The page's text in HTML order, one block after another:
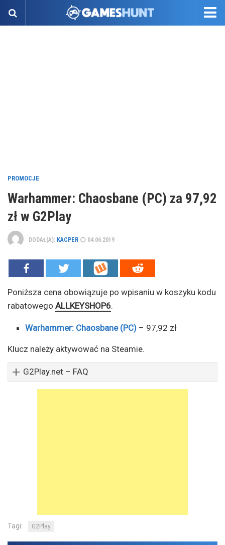
PROMOCJE
Warhammer: Chaosbane (PC) za 97,92
zł w G2Play
DODAŁ(A): KACPER 04.06.2019
Poniższa cena obowiązuje po wpisaniu w koszyku kodu
rabatowego ALLKEYSHOP6.
Warhammer: Chaosbane (PC) – 97,92 zł
Klucz należy aktywować na Steamie.
G2Play.net – FAQ
Tagi: G2Play